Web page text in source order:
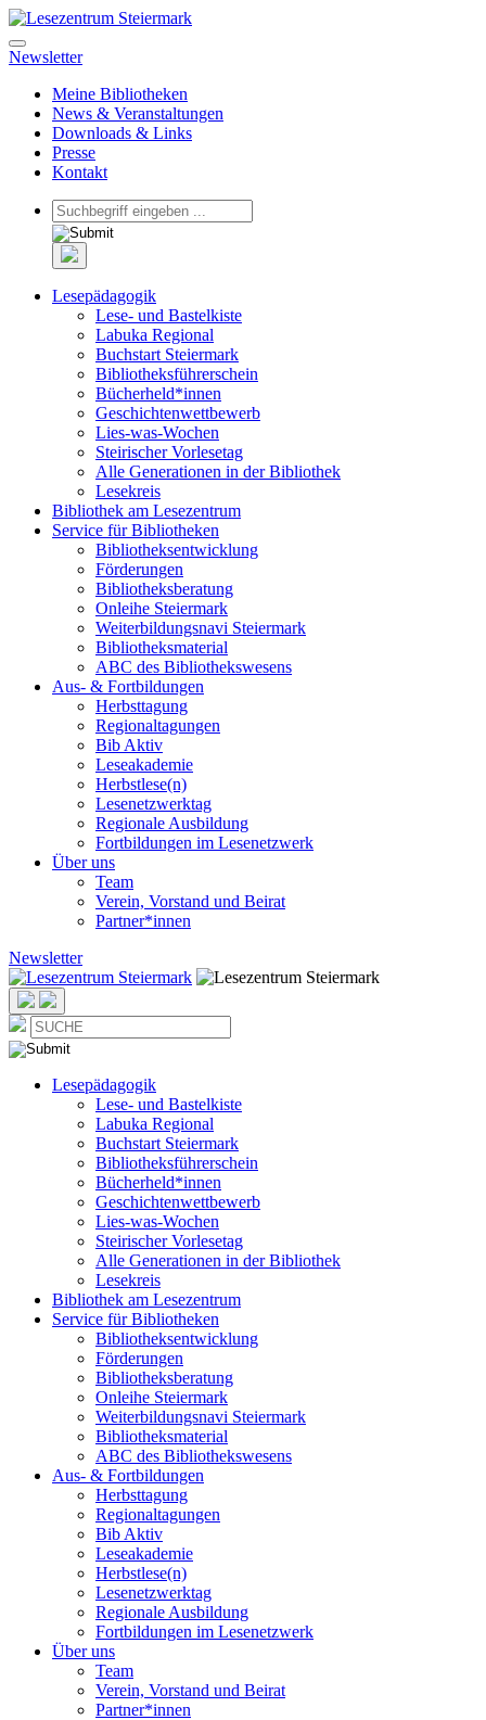
Newsletter
Meine Bibliotheken
News & Veranstaltungen
Downloads & Links
Presse
Kontakt
Lesepädagogik
Lese- und Bastelkiste
Labuka Regional
Buchstart Steiermark
Bibliotheksführerschein
Bücherheld*innen
Geschichtenwettbewerb
Lies-was-Wochen
Steirischer Vorlesetag
Alle Generationen in der Bibliothek
Lesekreis
Bibliothek am Lesezentrum
Service für Bibliotheken
Bibliotheksentwicklung
Förderungen
Bibliotheksberatung
Onleihe Steiermark
Weiterbildungsnavi Steiermark
Bibliotheksmaterial
ABC des Bibliothekswesens
Aus- & Fortbildungen
Herbsttagung
Regionaltagungen
Bib Aktiv
Leseakademie
Herbstlese(n)
Lesenetzwerktag
Regionale Ausbildung
Fortbildungen im Lesenetzwerk
Über uns
Team
Verein, Vorstand und Beirat
Partner*innen
Newsletter
Lesepädagogik
Lese- und Bastelkiste
Labuka Regional
Buchstart Steiermark
Bibliotheksführerschein
Bücherheld*innen
Geschichtenwettbewerb
Lies-was-Wochen
Steirischer Vorlesetag
Alle Generationen in der Bibliothek
Lesekreis
Bibliothek am Lesezentrum
Service für Bibliotheken
Bibliotheksentwicklung
Förderungen
Bibliotheksberatung
Onleihe Steiermark
Weiterbildungsnavi Steiermark
Bibliotheksmaterial
ABC des Bibliothekswesens
Aus- & Fortbildungen
Herbsttagung
Regionaltagungen
Bib Aktiv
Leseakademie
Herbstlese(n)
Lesenetzwerktag
Regionale Ausbildung
Fortbildungen im Lesenetzwerk
Über uns
Team
Verein, Vorstand und Beirat
Partner*innen